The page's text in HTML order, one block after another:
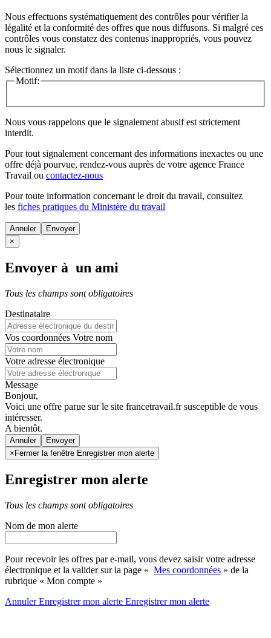
Nous effectuons systématiquement des contrôles pour vérifier la
légalité et la conformité des offres que nous diffusons. Si malgré ces
contrôles vous constatez des contenus inappropriés, vous pouvez
nous le signaler.
Sélectionnez un motif dans la liste ci-dessous :
Motif:
Nous vous rappelons que le signalement abusif est strictement
interdit.
Pour tout signalement concernant des informations inexactes ou une
offre déjà pourvue, rendez-vous auprès de votre agence France
Travail ou contactez-nous
Pour toute information concernant le droit du travail, consultez
les fiches pratiques du Ministère du travail
Annuler
×
Envoyer à un ami
Tous les champs sont obligatoires
Destinataire
Vos coordonnées Votre nom
Votre adresse électronique
Message
Bonjour,
Voici une offre parue sur le site francetravail.fr susceptible de vous
intéresser.
A bientôt.
Annuler
× Fermer la fenêtre Enregistrer mon alerte
Enregistrer mon alerte
Tous les champs sont obligatoires
Nom de mon alerte
Pour recevoir les offres par e-mail, vous devez saisir votre adresse
électronique et la valider sur la page « Mes coordonnées » de la
rubrique « Mon compte »
AnnulerEnregistrer mon alerte Enregistrermon alerte